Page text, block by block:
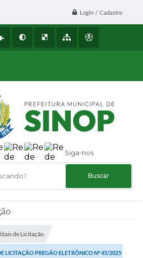
Login / Cadastro
Siga-nos
de Licitação
LICITAÇÃO PREGÃO ELETRÔNICO Nº 45/2025